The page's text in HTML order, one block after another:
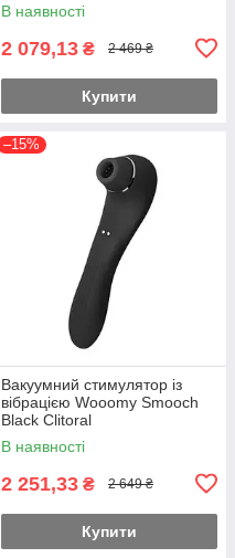
В наявності
2 079,13 ₴ 2 469 ₴
Купити
–15%
Вакуумний стимулятор із
вібрацією Wooomy Smooch
Black Clitoral
Suction&Vibration
В наявності
2 251,33 ₴ 2 649 ₴
Купити